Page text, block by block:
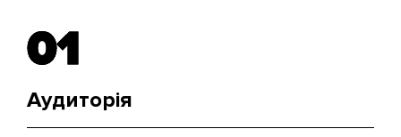
01
01
Аудиторія